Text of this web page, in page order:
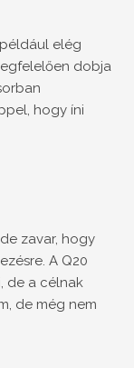
elég
dobja
hogy íni
zavar, hogy
A Q20
de a célnak
de még nem